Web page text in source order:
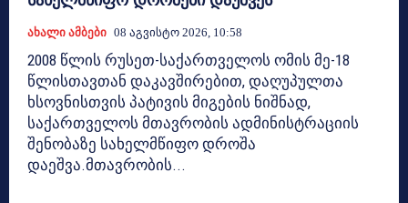
Ახალი Ამბები 08 Აგვისტო 2026, 10:58
2008 წლის რუსეთ-საქართველოს ომის მე-18
წლისთავთან დაკავშირებით, დაღუპულთა
ხსოვნისთვის პატივის მიგების ნიშნად,
საქართველოს მთავრობის ადმინისტრაციის
შენობაზე სახელმწიფო დროშა
დაეშვა.მთავრობის...